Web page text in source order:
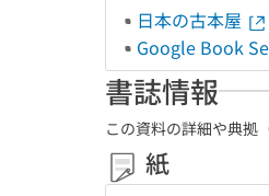
日本の古本屋
Google Book
書誌情報
この資料の詳細や典拠
紙